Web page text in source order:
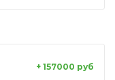
+ 157000 руб